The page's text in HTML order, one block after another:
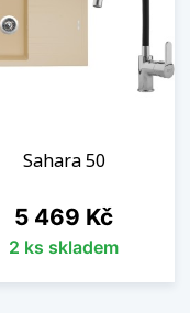
Sahara 50
Cena
5 469 Kč
2 ks skladem